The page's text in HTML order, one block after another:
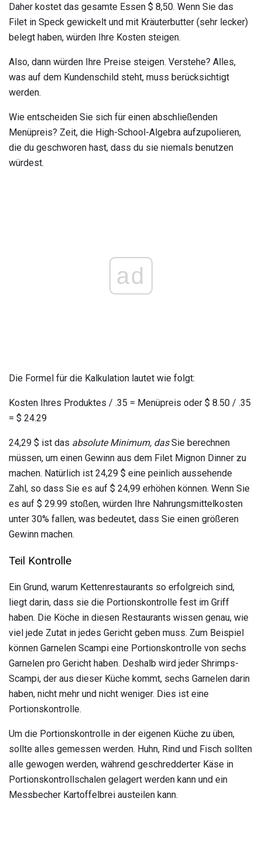
Daher kostet das gesamte Essen $ 8,50. Wenn Sie das
Filet in Speck gewickelt und mit Kräuterbutter (sehr lecker)
belegt haben, würden Ihre Kosten steigen.
Also, dann würden Ihre Preise steigen. Verstehe? Alles,
was auf dem Kundenschild steht, muss berücksichtigt
werden.
Wie entscheiden Sie sich für einen abschließenden
Menüpreis? Zeit, die High-School-Algebra aufzupolieren,
die du geschworen hast, dass du sie niemals benutzen
würdest.
ad
Die Formel für die Kalkulation lautet wie folgt:
Kosten Ihres Produktes / .35 = Menüpreis oder $ 8.50 / .35
= $ 24.29
24,29 $ ist das absolute Minimum, dasSie berechnen
müssen, um einen Gewinn aus dem Filet Mignon Dinner zu
machen. Natürlich ist 24,29 $ eine peinlich aussehende
Zahl, so dass Sie es auf $ 24,99 erhöhen können. Wenn Sie
es auf $ 29.99 stoßen, würden Ihre Nahrungsmittelkosten
unter 30% fallen, was bedeutet, dass Sie einen größeren
Gewinn machen.
Teil Kontrolle
Ein Grund, warum Kettenrestaurants so erfolgreich sind,
liegt darin, dass sie die Portionskontrolle fest im Griff
haben. Die Köche in diesen Restaurants wissen genau, wie
viel jede Zutat in jedes Gericht geben muss. Zum Beispiel
können Garnelen Scampi eine Portionskontrolle von sechs
Garnelen pro Gericht haben. Deshalb wird jeder Shrimps-
Scampi, der aus dieser Küche kommt, sechs Garnelen darin
haben, nicht mehr und nicht weniger. Dies ist eine
Portionskontrolle.
Um die Portionskontrolle in der eigenen Küche zu üben,
sollte alles gemessen werden. Huhn, Rind und Fisch sollten
alle gewogen werden, während geschredderter Käse in
Portionskontrollschalen gelagert werden kann und ein
Messbecher Kartoffelbrei austeilen kann.